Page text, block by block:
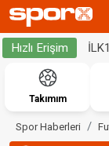
Hızlı Erişim
Takımım
Spor Haberleri